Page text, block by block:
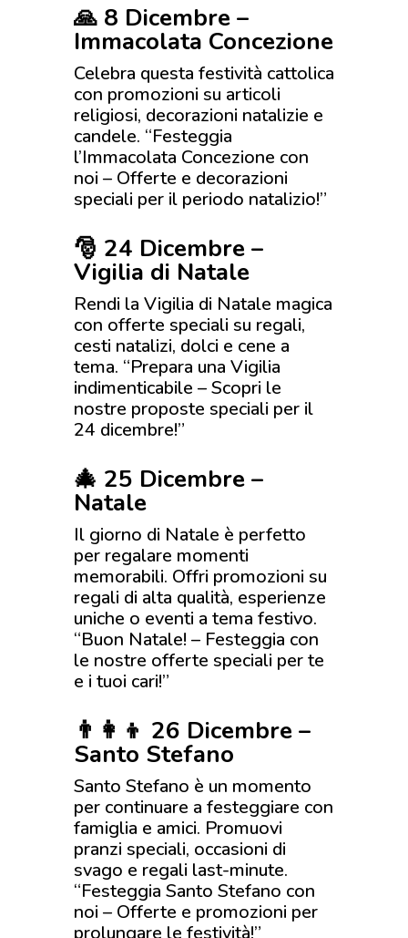
🙏 8 Dicembre –
Immacolata Concezione
Celebra questa festività cattolica
con promozioni su articoli
religiosi, decorazioni natalizie e
candele. “Festeggia
l’Immacolata Concezione con
noi – Offerte e decorazioni
speciali per il periodo natalizio!”
🎅 24 Dicembre –
Vigilia di Natale
Rendi la Vigilia di Natale magica
con offerte speciali su regali,
cesti natalizi, dolci e cene a
tema. “Prepara una Vigilia
indimenticabile – Scopri le
nostre proposte speciali per il
24 dicembre!”
🎄 25 Dicembre –
Natale
Il giorno di Natale è perfetto
per regalare momenti
memorabili. Offri promozioni su
regali di alta qualità, esperienze
uniche o eventi a tema festivo.
“Buon Natale! – Festeggia con
le nostre offerte speciali per te
e i tuoi cari!”
👨‍👩‍👦 26 Dicembre –
Santo Stefano
Santo Stefano è un momento
per continuare a festeggiare con
famiglia e amici. Promuovi
pranzi speciali, occasioni di
svago e regali last-minute.
“Festeggia Santo Stefano con
noi – Offerte e promozioni per
prolungare le festività!”